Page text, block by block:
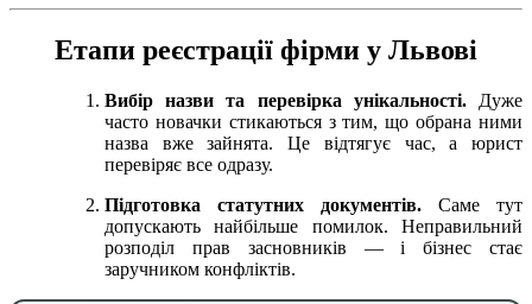
Етапи реєстрації фірми у Львові
Вибір назви та перевірка унікальності.Дуже
часто новачки стикаються з тим, що обрана ними
назва вже зайнята. Це відтягує час, а юрист
перевіряє все одразу.
Підготовка статутних документів. Саме тут
допускають найбільше помилок. Неправильний
розподіл прав засновників — і бізнес стає
заручником конфліктів.